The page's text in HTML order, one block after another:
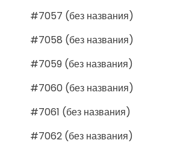
#7057 (без названия)
#7058 (без названия)
#7059 (без названия)
#7060 (без названия)
#7061 (без названия)
#7062 (без названия)